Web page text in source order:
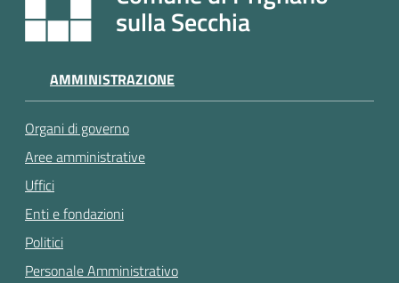
a
p
t
a
m
e
n
t
o
sulla Secchia
AMMINISTRAZIONE
Organi di governo
Aree amministrative
Uffici
Enti e fondazioni
Politici
Personale Amministrativo